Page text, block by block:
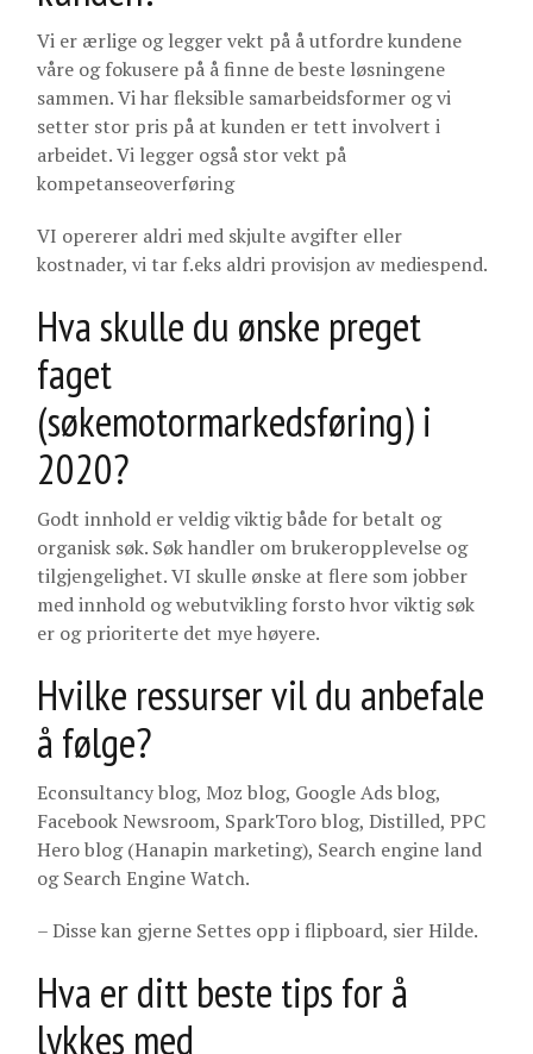
Vi er ærlige og legger vekt på å utfordre kundene
våre og fokusere på å finne de beste løsningene
sammen. Vi har fleksible samarbeidsformer og vi
setter stor pris på at kunden er tett involvert i
arbeidet. Vi legger også stor vekt på
kompetanseoverføring
VI opererer aldri med skjulte avgifter eller
kostnader, vi tar f.eks aldri provisjon av mediespend.
Hva skulle du ønske preget
faget
(søkemotormarkedsføring) i
2020?
Godt innhold er veldig viktig både for betalt og
organisk søk. Søk handler om brukeropplevelse og
tilgjengelighet. VI skulle ønske at flere som jobber
med innhold og webutvikling forsto hvor viktig søk
er og prioriterte det mye høyere.
Hvilke ressurser vil du anbefale
å følge?
Econsultancy blog, Moz blog, Google Ads blog,
Facebook Newsroom, SparkToro blog, Distilled, PPC
Hero blog (Hanapin marketing), Search engine land
og Search Engine Watch.
– Disse kan gjerne Settes opp i flipboard, sier Hilde.
Hva er ditt beste tips for å
lykkes med